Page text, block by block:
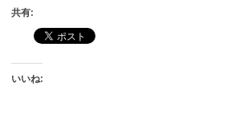
共有:
いいね: